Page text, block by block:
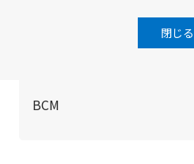
閉じる
コーポレートガバナンス
BCM